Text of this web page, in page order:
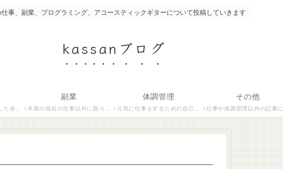
仕事、副業、プログラミング、アコースティックギターについて投稿していきます
kassanブログ
紹介します。
副業
本業の福祉の仕事以外に取り組んでいる仕事について紹介します。
体調管理
元気に仕事をするための自己管理術について説明します。
その他
仕事や体調管理以外の記事について執筆しています。